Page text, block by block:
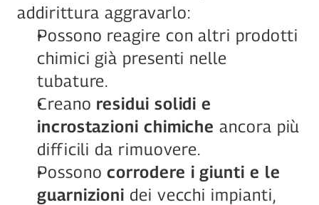
addirittura aggravarlo:
Possono reagire con altri prodotti
chimici già presenti nelle
tubature.
Creano residui solidi e
incrostazioni chimiche ancora più
difficili da rimuovere.
Possono corrodere i giunti e le
guarnizioni dei vecchi impianti,